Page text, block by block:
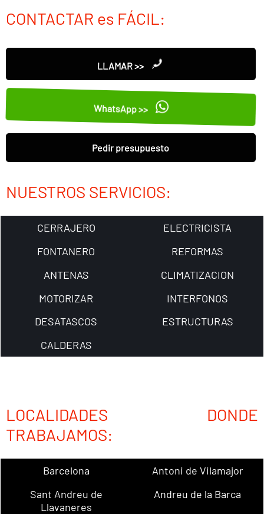
CONTACTAR es FÁCIL:
LLAMAR >>
WhatsApp >>
Pedir presupuesto
NUESTROS SERVICIOS:
CERRAJERO
ELECTRICISTA
FONTANERO
REFORMAS
ANTENAS
CLIMATIZACION
MOTORIZAR
INTERFONOS
DESATASCOS
ESTRUCTURAS
CALDERAS
LOCALIDADES DONDE
TRABAJAMOS:
Barcelona
Antoni de Vilamajor
Sant Andreu de
Llavaneres
Andreu de la Barca